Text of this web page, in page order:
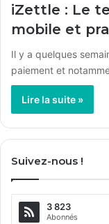
iZettle : Le
mobile et
Il y a quelques
paiement et
Lire la suite »
Suivez-nous !
3 823
Abonnés